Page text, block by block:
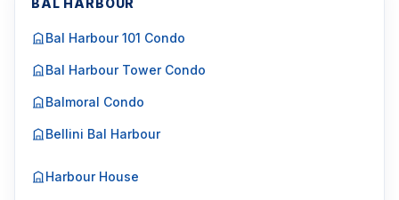
BAL HARBOUR
Bal Harbour 101 Condo
Bal Harbour Tower Condo
Balmoral Condo
Bellini Bal Harbour
Harbour House